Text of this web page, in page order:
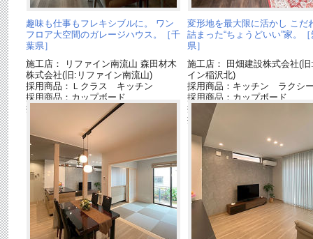
趣味も仕事もフレキシブルに。 ワン
フロア大空間のガレージハウス。［千
葉県］
施工店： リファイン南流山 森田材木
株式会社(旧:リファイン南流山)
採用商品：Ｌクラス キッチン
採用商品：カップボード
採用商品：床材ベリティスフローリン
グトリプルコート
変形地を最大限に活かし こだ
詰まった“ちょうどいい”家。
県］
施工店： 田畑建設株式会社(
イン稲沢北)
採用商品：キッチン ラクシ
採用商品：カップボード
採用商品：内装ドア ベリテ
採用商品：床材 アーキスペ
ーリングS